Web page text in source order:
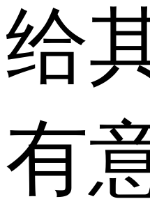
给
有